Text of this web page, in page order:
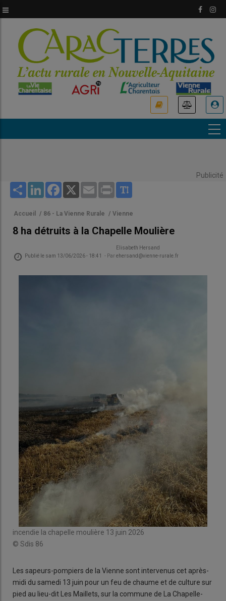
au
principal
Publicité
Share LinkedInFacebook
X Email Print
Accueil / 86 - La Vienne Rurale / Vienne
8 ha détruits à la Chapelle Moulière
Publié le sam 13/06/2026 - 18:41 - Par
Elisabeth Hersand
ehersand@vienne-rurale.fr
incendie la chapelle moulière 13 juin 2026
© Sdis 86
Les sapeurs-pompiers de la Vienne sont intervenus cet après-
midi du samedi 13 juin pour un feu de chaume et de culture sur
pied au lieu-dit Les Maillets, sur la commune de La Chapelle-